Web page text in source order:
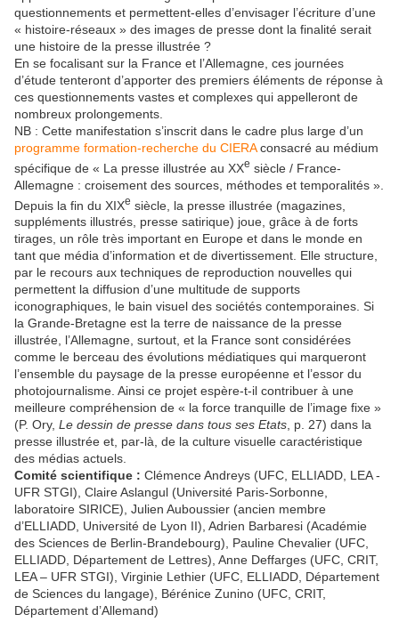
questionnements et permettent-elles d’envisager l’écriture d’une
« histoire-réseaux » des images de presse dont la finalité serait
une histoire de la presse illustrée ?
En se focalisant sur la France et l’Allemagne, ces journées
d’étude tenteront d’apporter des premiers éléments de réponse à
ces questionnements vastes et complexes qui appelleront de
nombreux prolongements.
NB : Cette manifestation s’inscrit dans le cadre plus large d’un
programme formation-recherche du CIERAconsacré au médium
spécifique de « La presse illustrée au XXe siècle / France-
Allemagne : croisement des sources, méthodes et temporalités ».
Depuis la fin du XIXe siècle, la presse illustrée (magazines,
suppléments illustrés, presse satirique) joue, grâce à de forts
tirages, un rôle très important en Europe et dans le monde en
tant que média d’information et de divertissement. Elle structure,
par le recours aux techniques de reproduction nouvelles qui
permettent la diffusion d’une multitude de supports
iconographiques, le bain visuel des sociétés contemporaines. Si
la Grande-Bretagne est la terre de naissance de la presse
illustrée, l’Allemagne, surtout, et la France sont considérées
comme le berceau des évolutions médiatiques qui marqueront
l’ensemble du paysage de la presse européenne et l’essor du
photojournalisme. Ainsi ce projet espère-t-il contribuer à une
meilleure compréhension de « la force tranquille de l’image fixe »
(P. Ory, Le dessin de presse dans tous ses Etats, p. 27) dans la
presse illustrée et, par-là, de la culture visuelle caractéristique
des médias actuels.
Comité scientifique : Clémence Andreys (UFC, ELLIADD, LEA -
UFR STGI), Claire Aslangul (Université Paris-Sorbonne,
laboratoire SIRICE), Julien Auboussier (ancien membre
d’ELLIADD, Université de Lyon II), Adrien Barbaresi (Académie
des Sciences de Berlin-Brandebourg), Pauline Chevalier (UFC,
ELLIADD, Département de Lettres), Anne Deffarges (UFC, CRIT,
LEA – UFR STGI), Virginie Lethier (UFC, ELLIADD, Département
de Sciences du langage), Bérénice Zunino (UFC, CRIT,
Département d’Allemand)